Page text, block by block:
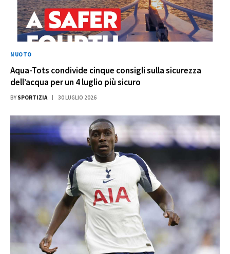
NUOTO
Aqua-Tots condivide cinque consigli sulla sicurezza
dell’acqua per un 4 luglio più sicuro
BY SPORTIZIA 30 LUGLIO 2026